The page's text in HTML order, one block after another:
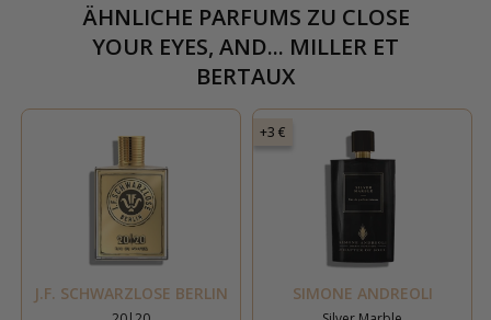
ÄHNLICHE PARFUMS ZU CLOSE
YOUR EYES, AND... MILLER ET
BERTAUX
J.F. SCHWARZLOSE BERLIN
+3 €
SIMONE ANDREOLI